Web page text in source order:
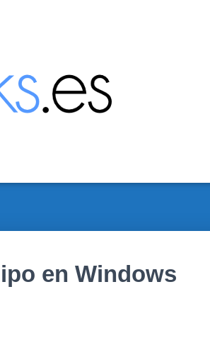
en Windows